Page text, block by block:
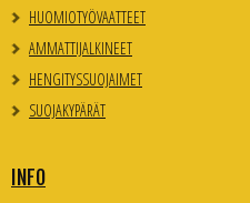
HUOMIOTYÖVAATTEET
AMMATTIJALKINEET
HENGITYSSUOJAIMET
SUOJAKYPÄRÄT
INFO